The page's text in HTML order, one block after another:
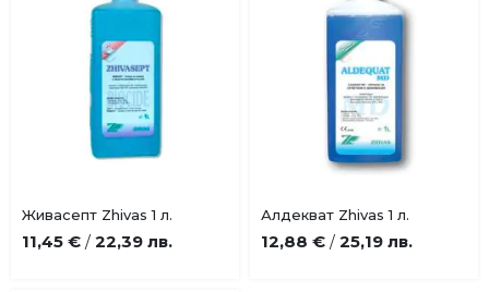
в
Живасепт Zhivas 1 л.
11,45 € / 22,39 лв.
в
Алдекват Zhivas 1 л.
12,88 € / 25,19 лв.